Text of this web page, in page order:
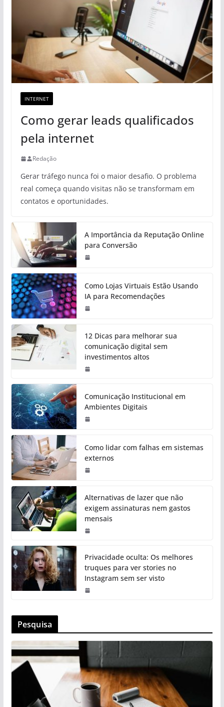
INTERNET
Como gerar leads qualificados
pela internet
Redação
Gerar tráfego nunca foi o maior desafio. O problema
real começa quando visitas não se transformam em
contatos e oportunidades.
A Importância da Reputação Online
para Conversão
Como Lojas Virtuais Estão Usando
IA para Recomendações
12 Dicas para melhorar sua
comunicação digital sem
investimentos altos
Comunicação Institucional em
Ambientes Digitais
Como lidar com falhas em sistemas
externos
Alternativas de lazer que não
exigem assinaturas nem gastos
mensais
Privacidade oculta: Os melhores
truques para ver stories no
Instagram sem ser visto
Pesquisa